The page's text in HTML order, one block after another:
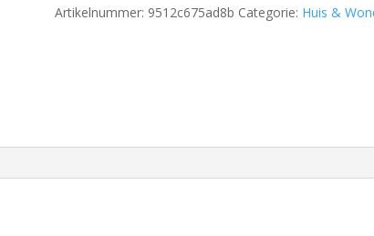
Artikelnummer: 9512c675ad8b Categorie: Huis &